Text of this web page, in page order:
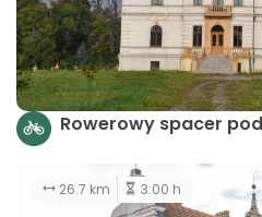
Rowerowy spacer
26.7 km 3:00 h